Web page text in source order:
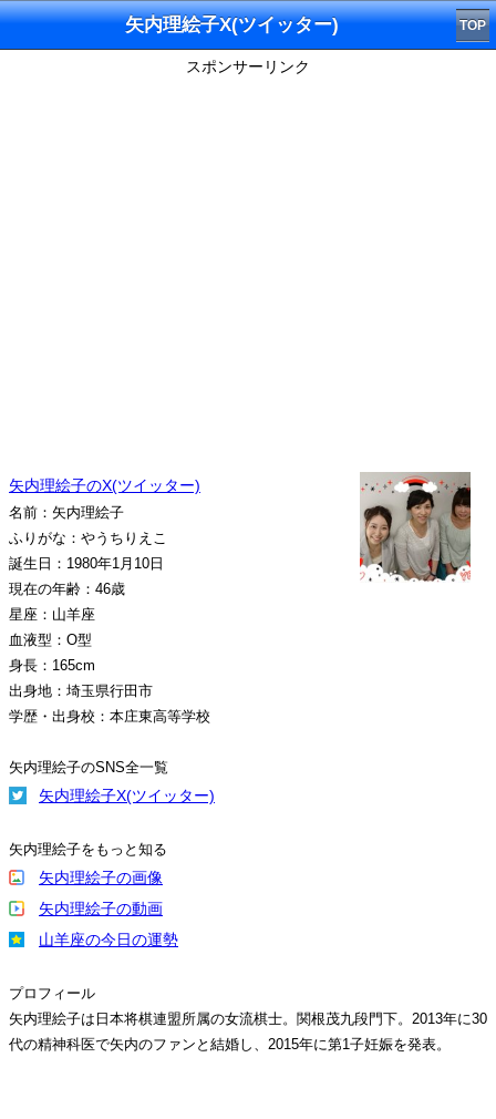
矢内理絵子X(ツイッター) TOP
スポンサーリンク
矢内理絵子のX(ツイッター)
名前：矢内理絵子
ふりがな：やうちりえこ
誕生日：1980年1月10日
現在の年齢：46歳
星座：山羊座
血液型：O型
身長：165cm
出身地：埼玉県行田市
学歴・出身校：本庄東高等学校
矢内理絵子のSNS全一覧
矢内理絵子X(ツイッター)
矢内理絵子をもっと知る
矢内理絵子の画像
矢内理絵子の動画
山羊座の今日の運勢
プロフィール
矢内理絵子は日本将棋連盟所属の女流棋士。関根茂九段門下。2013年に30
代の精神科医で矢内のファンと結婚し、2015年に第1子妊娠を発表。